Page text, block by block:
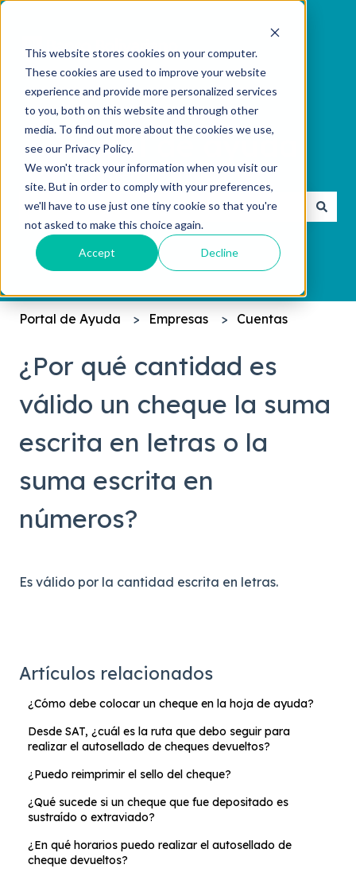
This website stores cookies on your computer.
These cookies are used to improve your website
experience and provide more personalized services
to you, both on this website and through other
media. To find out more about the cookies we use,
see our Privacy Policy.
We won't track your information when you visit our
site. But in order to comply with your preferences,
we'll have to use just one tiny cookie so that you're
not asked to make this choice again.
Accept Decline
¿Cómo podemos ayudarte?
No hay sugerencias porque el campo de
Portal de Ayuda Empresas Cuentas
¿Por qué cantidad es
válido un cheque la suma
escrita en letras o la
suma escrita en
números?
Es válido por la cantidad escrita en letras.
Artículos relacionados
¿Cómo debe colocar un cheque en la hoja de ayuda?
Desde SAT, ¿cuál es la ruta que debo seguir para
realizar el autosellado de cheques devueltos?
¿Puedo reimprimir el sello del cheque?
¿Qué sucede si un cheque que fue depositado es
sustraído o extraviado?
¿En qué horarios puedo realizar el autosellado de
cheque devueltos?